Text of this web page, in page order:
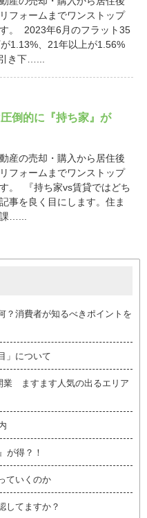
フォームまでワンストップ
。 2023年6月のフラット35
1.13%、21年以上が1.56%
き下…...
倒的に『持ち家』が
産の売却・購入から居住後
フォームまでワンストップ
。 『持ち家vs賃貸ではどち
事を良く目にします。住ま
課…...
？消費者が知るべきポイントを
」について
業 ますます人気の出るエリア
が得？！
ていくのか
してますか？